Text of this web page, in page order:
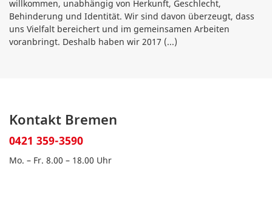
willkommen, unabhängig von Herkunft, Geschlecht,
Behinderung und Identität. Wir sind davon überzeugt, dass
uns Vielfalt bereichert und im gemeinsamen Arbeiten
voranbringt. Deshalb haben wir 2017 (...)
Kontakt Bremen
0421 359-3590
Mo. – Fr. 8.00 – 18.00 Uhr